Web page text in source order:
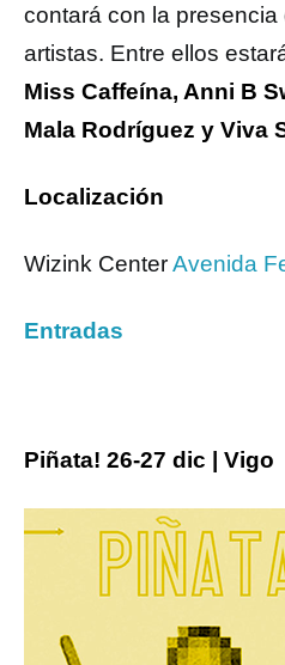
contará con la presencia
artistas. Entre ellos
Miss Caffeína, Anni B
Mala Rodríguez y Viva
Localización
Wizink CenterAvenida
Entradas
Piñata! 26-27 dic | Vigo